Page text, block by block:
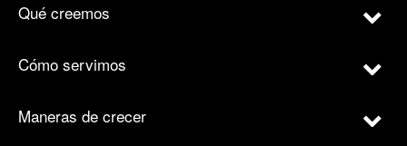
Qué creemos
Cómo servimos
Maneras de crecer